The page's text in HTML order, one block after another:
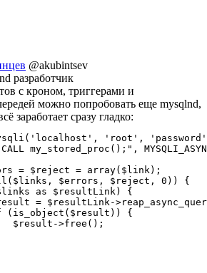
@akubintsev
разработчик
с кроном, триггерами и
можно попробовать еще mysqlnd,
заработает сразу гладко:
'root',
my_stored_proc();",
= $reject = array($link);
$errors, $reject, 0)) {
as $resultLink) {
= $resultLink-
(is_object($result)) {
$result->free();